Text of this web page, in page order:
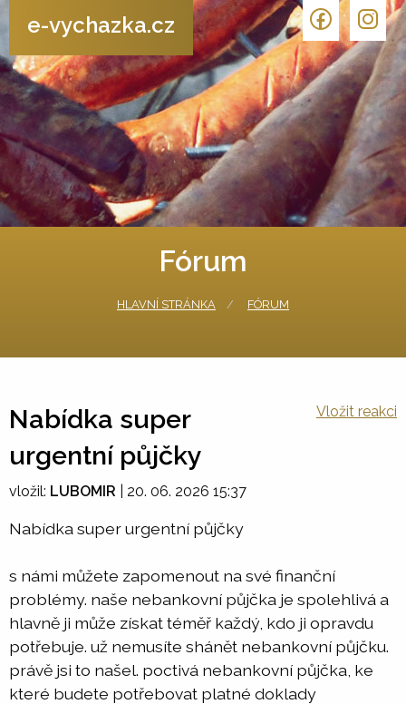
e-vychazka.cz
Fórum
HLAVNÍ STRÁNKA FÓRUM
Nabídka super
urgentní půjčky
Vložit reakci
vložil: LUBOMIR 20. 06. 2026 15:37
Nabídka super urgentní půjčky
s námi můžete zapomenout na své finanční
problémy. naše nebankovní půjčka je spolehlivá a
hlavně ji může získat téměř každý, kdo ji opravdu
potřebuje. už nemusíte shánět nebankovní půjčku.
právě jsi to našel. poctivá nebankovní půjčka, ke
které budete potřebovat platné doklady